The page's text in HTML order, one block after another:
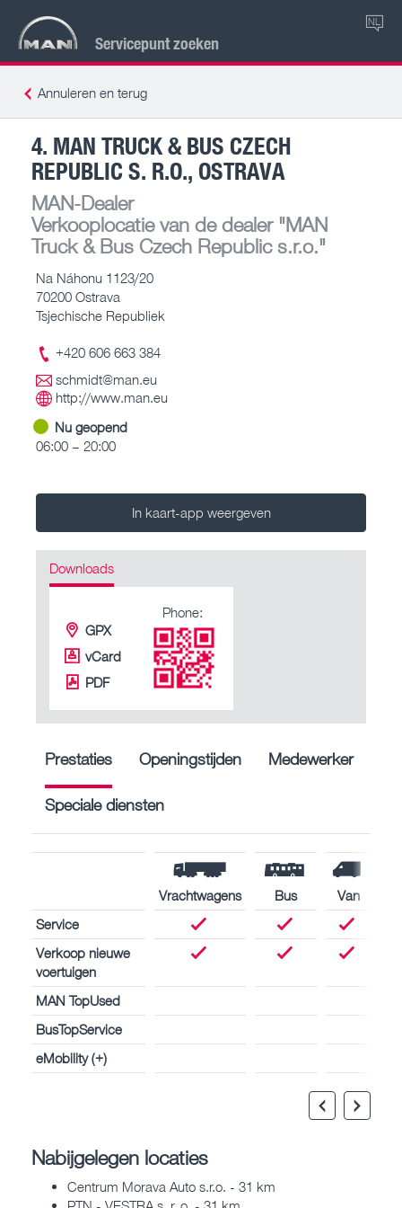
Servicepunt zoeken
NL
Annuleren en terug
4. MAN TRUCK & BUS CZECH
REPUBLIC S. R.O., OSTRAVA
MAN-Dealer
Verkooplocatie van de dealer"MAN
Truck & Bus Czech Republic s.r.o."
Na Náhonu 1123/20
70200 Ostrava
Tsjechische Republiek
+420 606 663 384
schmidt@man.eu
http://www.man.eu
Nu geopend
06:00 – 20:00
In kaart-app weergeven
Downloads
GPX
vCard
PDF
Phone:
Prestaties Openingstijden Medewerker
Speciale diensten
Vrachtwagens Bus
Van
Service
Verkoop nieuwe
voertuigen
MAN TopUsed
BusTopService
eMobility (+)
Nabijgelegen locaties
Centrum Morava Auto s.r.o. - 31 km